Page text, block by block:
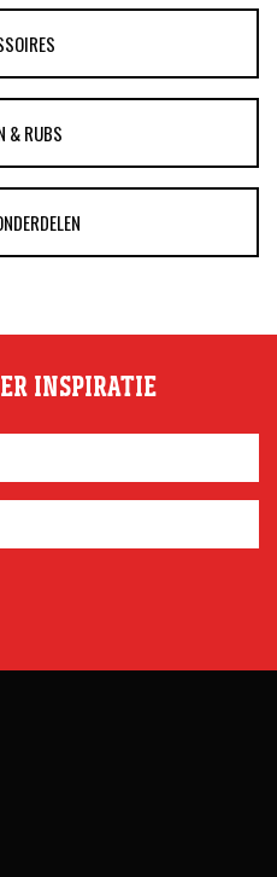
& RUBS
INSPIRATIE